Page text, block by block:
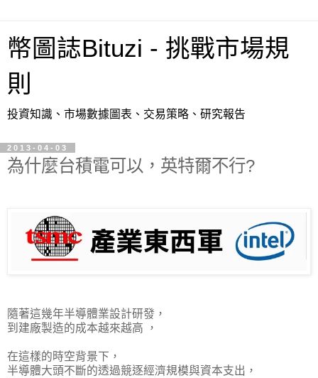
幣圖誌Bituzi - 挑戰市場規
則
投資知識、市場數據圖表、交易策略、研究報告
2013-04-03
為什麼台積電可以，英特爾不行?
隨著這幾年半導體業設計研發，
到建廠製造的成本越來越高 ，
在這樣的時空背景下，
半導體大頭不斷的透過競逐經濟規模與資本支出，